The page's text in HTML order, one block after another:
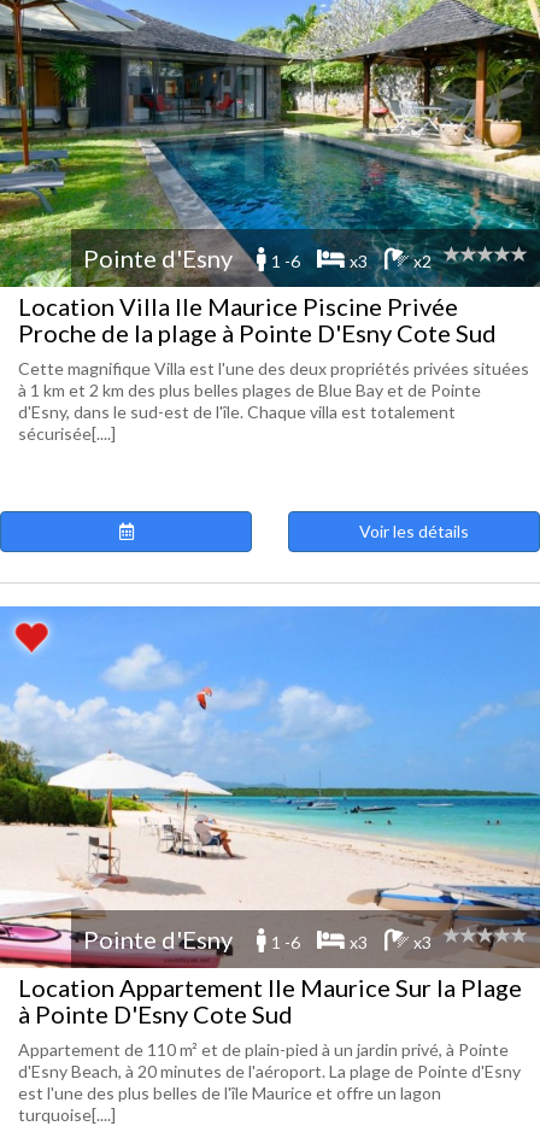
Pointe d'Esny 1 -6 x3 x2
Location Villa Ile Maurice Piscine Privée
Proche de la plage à Pointe D'Esny Cote Sud
Cette magnifique Villa est l'une des deux propriétés privées situées
à 1 km et 2 km des plus belles plages de Blue Bay et de Pointe
d'Esny, dans le sud-est de l'île. Chaque villa est totalement
sécurisée[....]
Voir les détails
Pointe d'Esny 1 -6 x3 x3
Location Appartement Ile Maurice Sur la Plage
à Pointe D'Esny Cote Sud
Appartement de 110 m² et de plain-pied à un jardin privé, à Pointe
d'Esny Beach, à 20 minutes de l'aéroport. La plage de Pointe d'Esny
est l'une des plus belles de l'île Maurice et offre un lagon
turquoise[....]